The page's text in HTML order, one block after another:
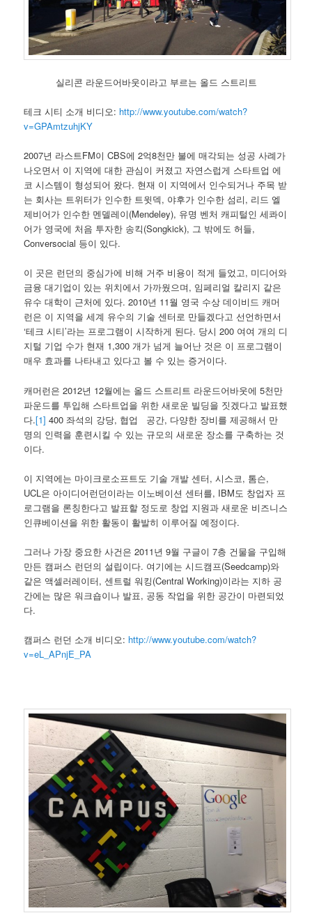
실리콘 라운드어바웃이라고 부르는 올드 스트리트
테크 시티 소개 비디오: http://www.youtube.com/watch?
v=GPAmtzuhjKY
2007년 라스트FM이 CBS에 2억8천만 불에 매각되는 성공 사례가
나오면서 이 지역에 대한 관심이 커졌고 자연스럽게 스타트업 에
코 시스템이 형성되어 왔다. 현재 이 지역에서 인수되거나 주목 받
는 회사는 트위터가 인수한 트윗덱, 야후가 인수한 섬리, 리드 엘
제비어가 인수한 멘델레이(Mendeley), 유명 벤처 캐피털인 세콰이
어가 영국에 처음 투자한 송킥(Songkick), 그 밖에도 허들,
Conversocial 등이 있다.
이 곳은 런던의 중심가에 비해 거주 비용이 적게 들었고, 미디어와
금융 대기업이 있는 위치에서 가까웠으며, 임페리얼 칼리지 같은
유수 대학이 근처에 있다. 2010년 11월 영국 수상 데이비드 캐머
런은 이 지역을 세계 유수의 기술 센터로 만들겠다고 선언하면서
‘테크 시티’라는 프로그램이 시작하게 된다. 당시 200 여여 개의 디
지털 기업 수가 현재 1,300 개가 넘게 늘어난 것은 이 프로그램이
매우 효과를 나타내고 있다고 볼 수 있는 증거이다.
캐머런은 2012년 12월에는 올드 스트리트 라운드어바웃에 5천만
파운드를 투입해 스타트업을 위한 새로운 빌딩을 짓겠다고 발표했
다.[1] 400 좌석의 강당, 협업 공간, 다양한 장비를 제공해서 만
명의 인력을 훈련시킬 수 있는 규모의 새로운 장소를 구축하는 것
이다.
이 지역에는 마이크로소프트도 기술 개발 센터, 시스코, 톰슨,
UCL은 아이디어런던이라는 이노베이션 센터를, IBM도 창업자 프
로그램을 론칭한다고 발표할 정도로 창업 지원과 새로운 비즈니스
인큐베이션을 위한 활동이 활발히 이루어질 예정이다.
그러나 가장 중요한 사건은 2011년 9월 구글이 7층 건물을 구입해
만든 캠퍼스 런던의 설립이다. 여기에는 시드캠프(Seedcamp)와
같은 액셀러레이터, 센트럴 워킹(Central Working)이라는 지하 공
간에는 많은 워크숍이나 발표, 공동 작업을 위한 공간이 마련되었
다.
캠퍼스 런던 소개 비디오: http://www.youtube.com/watch?
v=eL_APnjE_PA